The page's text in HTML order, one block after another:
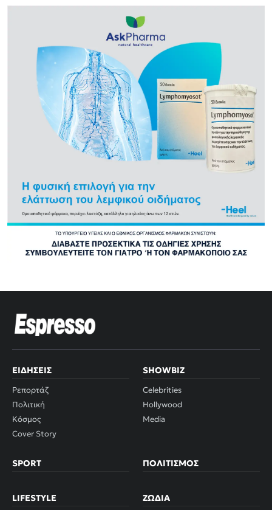
ΕΙΔΉΣΕΙΣ
Ρεπορτάζ
Πολιτική
Κόσμος
Cover Story
SHOWBIZ
Celebrities
Hollywood
Media
SPORT ΠΟΛΙΤΙΣΜΌΣ
LIFESTYLE ΖΏΔΙΑ